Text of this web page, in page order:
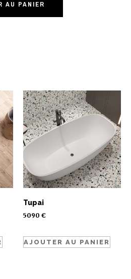
AU PANIER
Tupai
5090 €
AJOUTER AU PANIER